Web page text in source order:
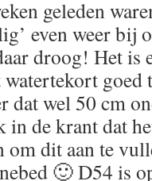
geleden
even weer bij
droog! Het
watertekort goed
dat wel 50 cm
in de krant dat
om dit aan te
🙂 D54 is